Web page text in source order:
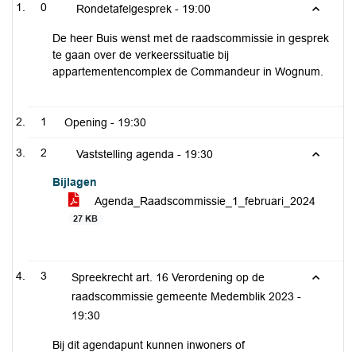
0 Rondetafelgesprek - 19:00
De heer Buis wenst met de raadscommissie in gesprek
te gaan over de verkeerssituatie bij
appartementencomplex de Commandeur in Wognum.
1 Opening - 19:30
2 Vaststelling agenda - 19:30
Bijlagen
Agenda_Raadscommissie_1_februari_2024
27 KB
3
Spreekrecht art. 16 Verordening op de
raadscommissie gemeente Medemblik 2023 -
19:30
Bij dit agendapunt kunnen inwoners of